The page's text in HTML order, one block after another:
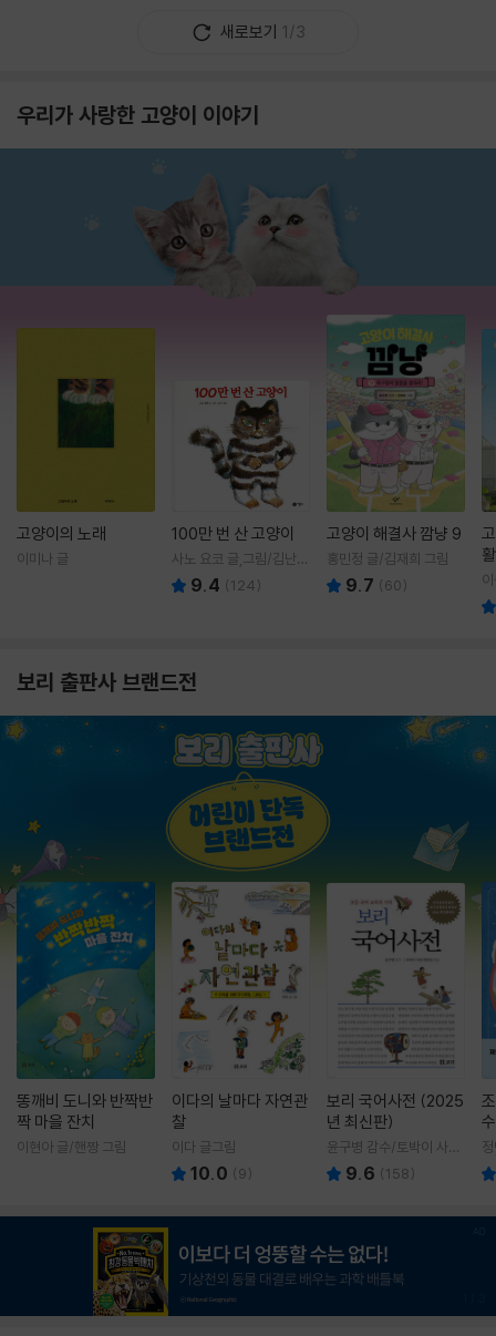
새로보기 1/3
우리가 사랑한 고양이 이야기
고양이의 노래
이미나 글
100만 번 산 고양이
사노 요코 글,그림/김난주
역 9.4 (124)
고양이 해결사 깜냥 9
홍민정 글/김재희 그림
9.7 (60)
보리 출판사 브랜드전
똥깨비 도니와 반짝반
짝 마을 잔치
이현아 글/핸짱 그림
이다의 날마다 자연관
찰
이다 글그림
10.0 (9)
보리 국어사전 (2025
년 최신판)
윤구병 감수/토박이 사전
편찬실 편
9.6 (158)